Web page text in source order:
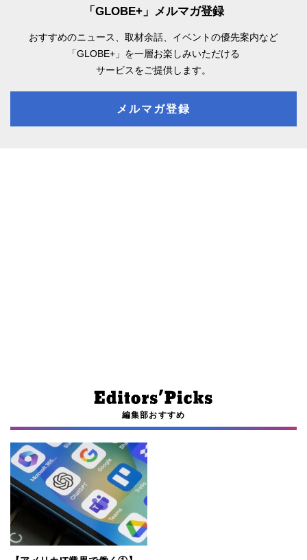
「GLOBE+」メルマガ登録
おすすめのニュース、取材余話、 イベントの優先案内など
「GLOBE+」を一層お楽しみいただける
サービスをご提供します。
メルマガ登録
編集部おすすめ